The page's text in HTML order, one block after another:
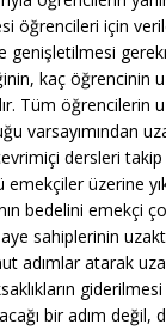
öğrencileri için
kaç öğrencinin
Tüm
varsayımından
dersleri
üzerine
bedelini emekçi
sahiplerinin
adımlar atarak
bir adım değil,